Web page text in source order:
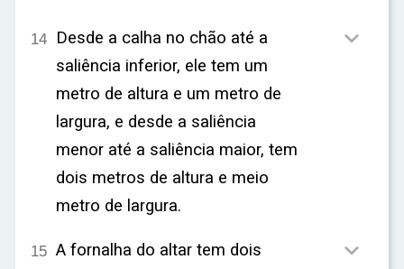
14 Desde a calha no chão até a
saliência inferior, ele tem um
metro de altura e um metro de
largura, e desde a saliência
menor até a saliência maior, tem
dois metros de altura e meio
metro de largura.

15 A fornalha do altar tem dois
